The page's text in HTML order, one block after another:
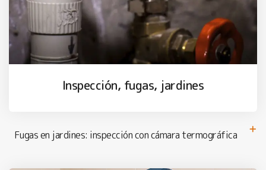
Inspección, fugas, jardines
Fugas en jardines: inspección con cámara termográfica